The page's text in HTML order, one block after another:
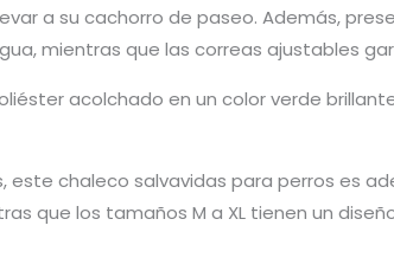
a su cachorro de paseo. Además,
mientras que las correas ajustables
acolchado en un color verde
chaleco salvavidas para perros es
que los tamaños M a XL tienen un